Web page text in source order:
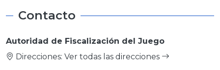
Contacto
Autoridad de Fiscalización del Juego
Direcciones: Ver todas las direcciones